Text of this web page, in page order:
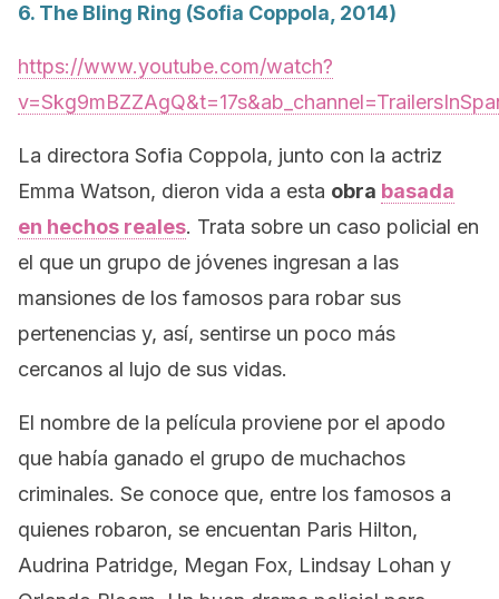
6. The Bling Ring (Sofia Coppola, 2014)
https://www.youtube.com/watch?
La directora Sofia Coppola, junto con la actriz
Emma Watson, dieron vida a esta obra basada
en hechos reales. Trata sobre un caso policial en
el que un grupo de jóvenes ingresan a las
mansiones de los famosos para robar sus
pertenencias y, así, sentirse un poco más
cercanos al lujo de sus vidas.
El nombre de la película proviene por el apodo
que había ganado el grupo de muchachos
criminales. Se conoce que, entre los famosos a
quienes robaron, se encuentan Paris Hilton,
Audrina Patridge, Megan Fox, Lindsay Lohan y